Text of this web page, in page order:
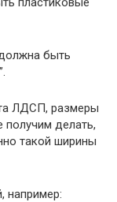
быть
ЛДСП, размеры
получим делать,
такой ширины
например: